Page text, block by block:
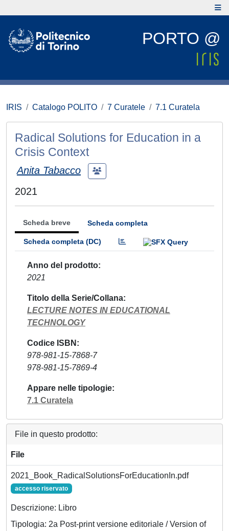
PORTO @
IRIS Catalogo POLITO 7 Curatele 7.1 Curatela
Radical Solutions for Education in a
Crisis Context
Anita Tabacco
2021
Scheda breve Scheda completa
Scheda completa (DC)
Anno del prodotto
2021
Titolo della Serie/Collana
LECTURE NOTES IN EDUCATIONAL
TECHNOLOGY
Codice ISBN
978-981-15-7868-7
978-981-15-7869-4
Appare nelle tipologie
7.1 Curatela
File in questo prodotto:
File
2021_Book_RadicalSolutionsForEducationIn.pdf
accesso riservato
Descrizione: Libro
Tipologia: 2a Post-print versione editoriale / Version of